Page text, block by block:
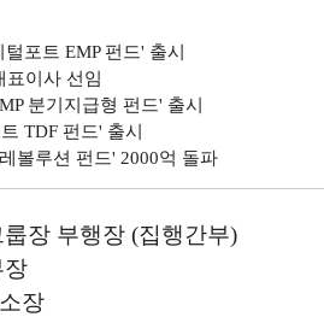
포트 EMP 펀드' 출시
이사 선임
분기지급형 펀드' 출시
TDF 펀드' 출시
볼루션 펀드' 2000억 돌파
장 부행장 (집행간부)
장
장